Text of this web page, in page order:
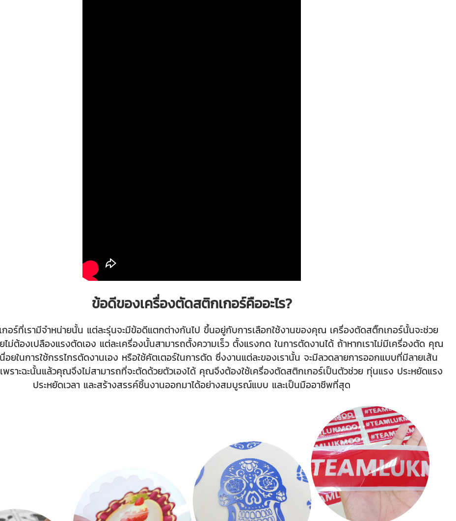
ข้อดีของเครื่องตัดสติกเกอร์คืออะไร?
อร์ที่เรามีจำหน่ายนั้น แต่ละรุ่นจะมีข้อดีแตกต่างกันไป ขึ้นอยู่กับการเลือกใช้งานของคุณ เครื่องตัดสติ๊กเกอร์นั้นจะช่วย
ม่ต้องเปลืองแรงตัดเอง แต่ละเครื่องนั้นสามารถตั้งความเร็ว ตั้งแรงกด ในการตัดงานได้ ถ้าหากเราไม่มีเครื่องตัด คุณ
อยในการใช้กรรไกรตัดงานเอง หรือใช้คัตเตอร์ในการตัด ซึ่งงานแต่ละของเรานั้น จะมีลวดลายการออกแบบที่มีลายเส้น
พราะฉะนั้นแล้วคุณจึงไม่สามารถที่จะตัดด้วยตัวเองได้ คุณจึงต้องใช้เครื่องตัดสติกเกอร์เป็นตัวช่วย ทุ่นแรง ประหยัดแรง
ประหยัดเวลา และสร้างสรรค์ชิ้นงานออกมาได้อย่างสมบูรณ์แบบ และเป็นมืออาชีพที่สุด